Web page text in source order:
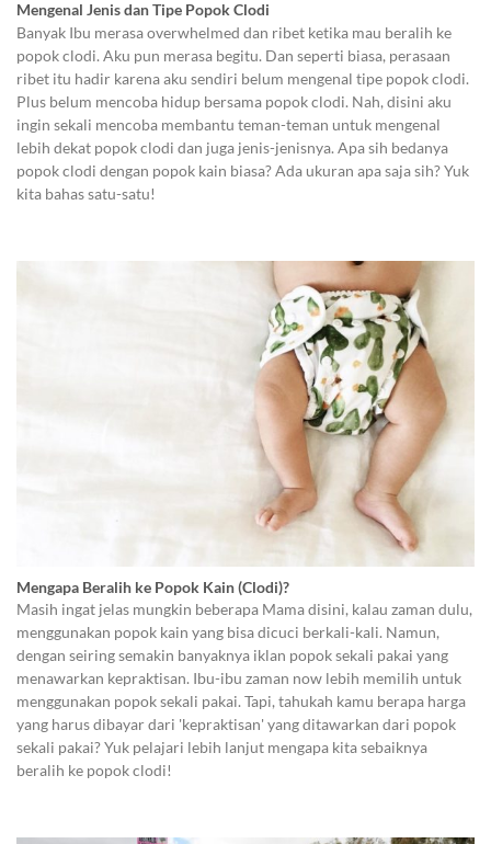
Mengenal Jenis dan Tipe Popok Clodi
Banyak Ibu merasa overwhelmed dan ribet ketika mau beralih ke
popok clodi. Aku pun merasa begitu. Dan seperti biasa, perasaan
ribet itu hadir karena aku sendiri belum mengenal tipe popok clodi.
Plus belum mencoba hidup bersama popok clodi. Nah, disini aku
ingin sekali mencoba membantu teman-teman untuk mengenal
lebih dekat popok clodi dan juga jenis-jenisnya. Apa sih bedanya
popok clodi dengan popok kain biasa? Ada ukuran apa saja sih? Yuk
kita bahas satu-satu!
Mengapa Beralih ke Popok Kain (Clodi)?
Masih ingat jelas mungkin beberapa Mama disini, kalau zaman dulu,
menggunakan popok kain yang bisa dicuci berkali-kali. Namun,
dengan seiring semakin banyaknya iklan popok sekali pakai yang
menawarkan kepraktisan. Ibu-ibu zaman now lebih memilih untuk
menggunakan popok sekali pakai. Tapi, tahukah kamu berapa harga
yang harus dibayar dari 'kepraktisan' yang ditawarkan dari popok
sekali pakai? Yuk pelajari lebih lanjut mengapa kita sebaiknya
beralih ke popok clodi!